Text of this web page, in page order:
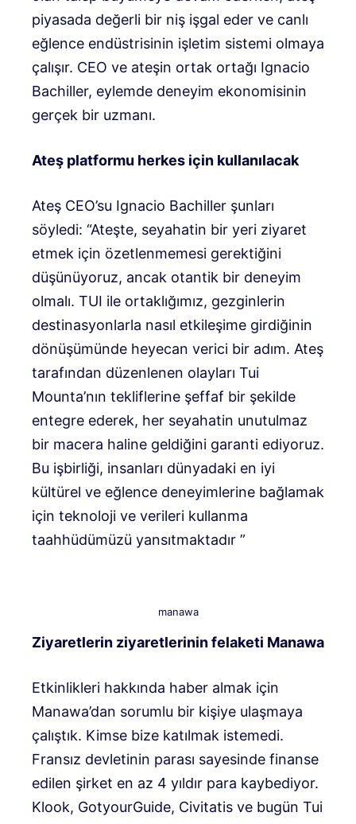
piyasada değerli bir niş işgal eder ve canlı
eğlence endüstrisinin işletim sistemi olmaya
çalışır. CEO ve ateşin ortak ortağı Ignacio
Bachiller, eylemde deneyim ekonomisinin
gerçek bir uzmanı.
Ateş platformu herkes için kullanılacak
Ateş CEO’su Ignacio Bachiller şunları
söyledi: “Ateşte, seyahatin bir yeri ziyaret
etmek için özetlenmemesi gerektiğini
düşünüyoruz, ancak otantik bir deneyim
olmalı. TUI ile ortaklığımız, gezginlerin
destinasyonlarla nasıl etkileşime girdiğinin
dönüşümünde heyecan verici bir adım. Ateş
tarafından düzenlenen olayları Tui
Mounta’nın tekliflerine şeffaf bir şekilde
entegre ederek, her seyahatin unutulmaz
bir macera haline geldiğini garanti ediyoruz.
Bu işbirliği, insanları dünyadaki en iyi
kültürel ve eğlence deneyimlerine bağlamak
için teknoloji ve verileri kullanma
taahhüdümüzü yansıtmaktadır ”
manawa
Ziyaretlerin ziyaretlerinin felaketi Manawa
Etkinlikleri hakkında haber almak için
Manawa’dan sorumlu bir kişiye ulaşmaya
çalıştık. Kimse bize katılmak istemedi.
Fransız devletinin parası sayesinde finanse
edilen şirket en az 4 yıldır para kaybediyor.
Klook, GotyourGuide, Civitatis ve bugün Tui